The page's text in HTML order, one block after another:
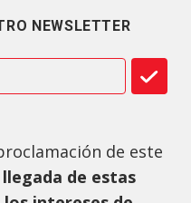
NEWSLETTER
de este
de estas